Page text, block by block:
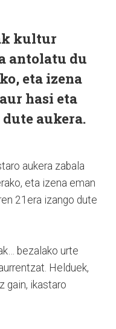
kultur
antolatu du
eta izena
hasi eta
aukera.
aukera zabala
eta izena eman
21era izango dute
bezalako urte
Helduek,
gain, ikastaro